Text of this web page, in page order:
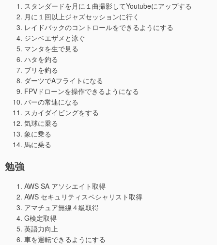
スタンダードを月に１曲撮影してYoutubeにアップする
月に１回以上ジャズセッションに行く
レイドバックのコントロールをできるようにする
ジンベエザメと泳ぐ
マンタを生で見る
ハタを釣る
ブリを釣る
ダーツでAフライトになる
FPVドローンを操作できるようになる
バーの常連になる
スカイダイビングをする
気球に乗る
象に乗る
馬に乗る
勉強
AWS SA アソシエイト取得
AWS セキュリティスペシャリスト取得
アマチュア無線４級取得
G検定取得
英語力向上
車を運転できるようにする